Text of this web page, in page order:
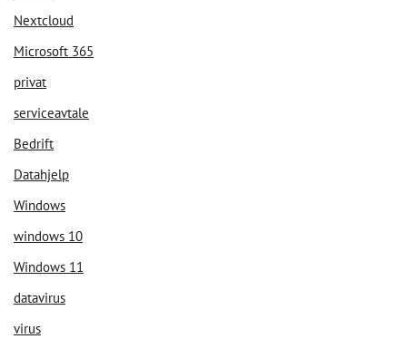
Nextcloud
Microsoft 365
privat
serviceavtale
Bedrift
Datahjelp
Windows
windows 10
Windows 11
datavirus
virus